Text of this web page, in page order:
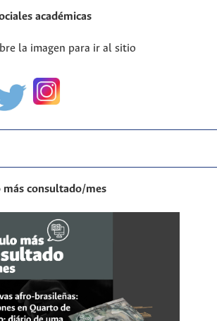
académicas
la imagen para ir al sitio
consultado/mes